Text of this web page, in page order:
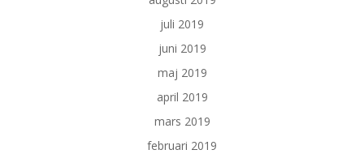
juli 2019
juni 2019
maj 2019
april 2019
mars 2019
februari 2019